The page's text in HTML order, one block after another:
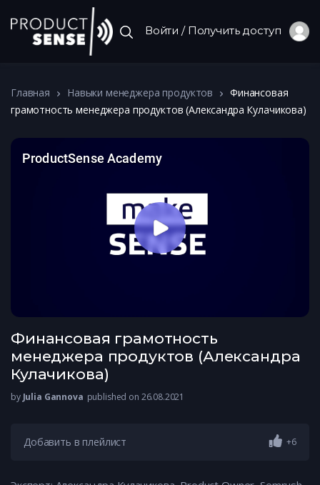
Войти / Получить доступ
Главная Навыки менеджера продуктов
Финансовая
грамотность менеджера продуктов (Александра Кулачикова)
Финансовая грамотность
менеджера продуктов (Александра
Кулачикова)
by Julia Gannova published on 26.08.2021
Добавить в плейлист +6